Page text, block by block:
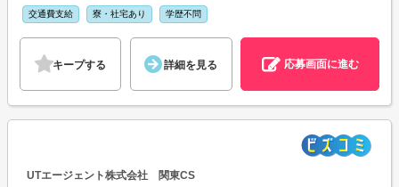
交通費支給 寮・社宅あり 学歴不問
キープする 詳細を見る 応募画面に進む
UTエージェント株式会社 関東CS